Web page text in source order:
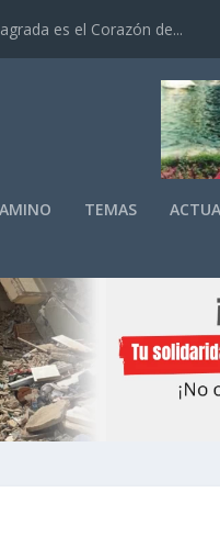
es el Corazón de...
TEMAS